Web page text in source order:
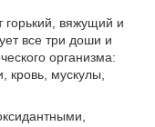
вяжущий и
все три доши и
организма:
кровь, мускулы,